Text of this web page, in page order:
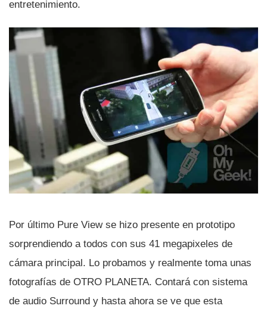
entretenimiento.
Por último Pure View se hizo presente en prototipo
sorprendiendo a todos con sus 41 megapixeles de
cámara principal. Lo probamos y realmente toma unas
fotografí­as de OTRO PLANETA. Contará con sistema
de audio Surround y hasta ahora se ve que esta